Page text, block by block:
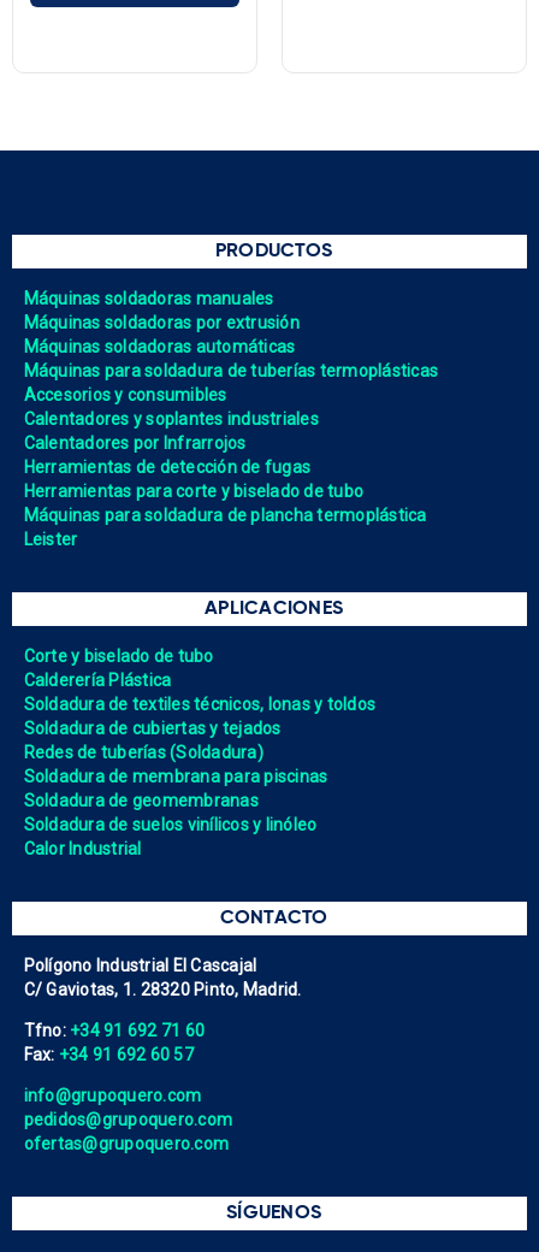
PRODUCTOS
Máquinas soldadoras manuales
Máquinas soldadoras por extrusión
Máquinas soldadoras automáticas
Máquinas para soldadura de tuberías termoplásticas
Accesorios y consumibles
Calentadores y soplantes industriales
Calentadores por Infrarrojos
Herramientas de detección de fugas
Herramientas para corte y biselado de tubo
Máquinas para soldadura de plancha termoplástica
Leister
APLICACIONES
Corte y biselado de tubo
Calderería Plástica
Soldadura de textiles técnicos, lonas y toldos
Soldadura de cubiertas y tejados
Redes de tuberías (Soldadura)
Soldadura de membrana para piscinas
Soldadura de geomembranas
Soldadura de suelos vinílicos y linóleo
Calor Industrial
CONTACTO
Polígono Industrial El Cascajal
C/ Gaviotas, 1. 28320 Pinto, Madrid.
Tfno: +34 91 692 71 60
Fax: +34 91 692 60 57
info@grupoquero.com
pedidos@grupoquero.com
ofertas@grupoquero.com
SÍGUENOS